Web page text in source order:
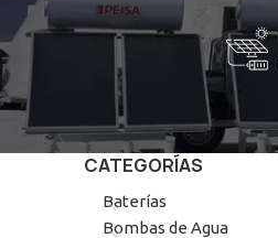
CATEGORÍAS
Baterías
Bombas de Agua